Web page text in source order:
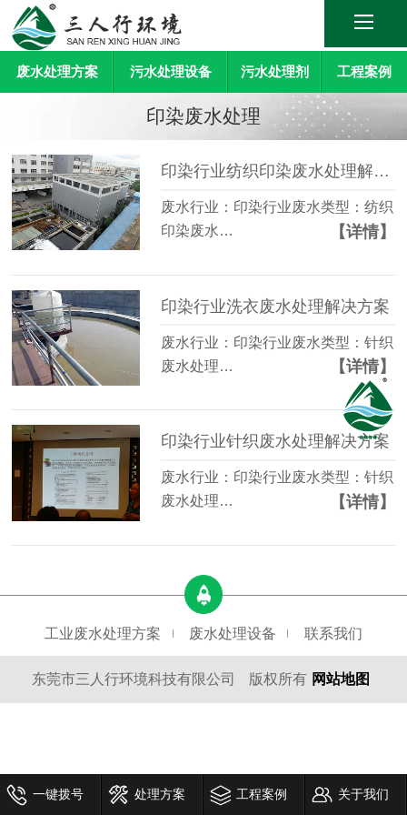
废水处理方案 污水处理设备 污水处理剂 工程案例
印染废水处理
印染行业纺织印染废水处理解决方案
废水行业：印染行业废水类型：纺织
印染废水…
【详情】
印染行业洗衣废水处理解决方案
废水行业：印染行业废水类型：针织
废水处理…
【详情】
印染行业针织废水处理解决方案
废水行业：印染行业废水类型：针织
废水处理…
【详情】
工业废水处理方案 废水处理设备 联系我们
东莞市三人行环境科技有限公司 版权所有 网站地图
一键拨号 处理方案 工程案例 关于我们